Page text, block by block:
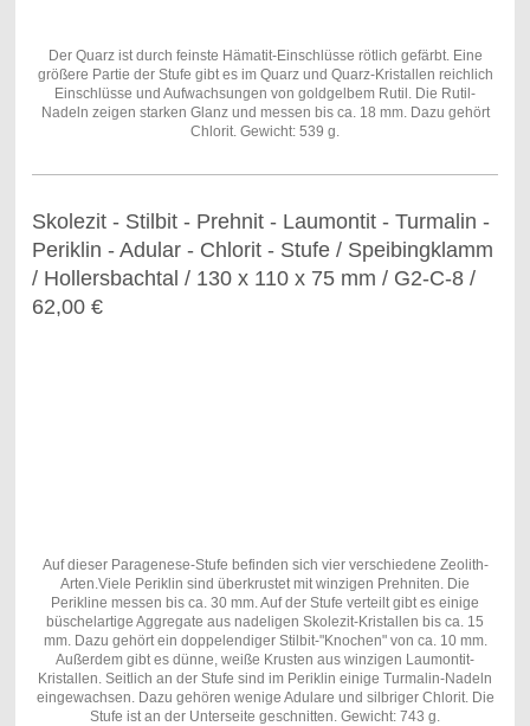
Der Quarz ist durch feinste Hämatit-Einschlüsse rötlich gefärbt. Eine
größere Partie der Stufe gibt es im Quarz und Quarz-Kristallen reichlich
Einschlüsse und Aufwachsungen von goldgelbem Rutil. Die Rutil-
Nadeln zeigen starken Glanz und messen bis ca. 18 mm. Dazu gehört
Chlorit. Gewicht: 539 g.
Skolezit - Stilbit - Prehnit - Laumontit - Turmalin -
Periklin - Adular - Chlorit - Stufe / Speibingklamm
/ Hollersbachtal / 130 x 110 x 75 mm / G2-C-8 /
62,00 €
Auf dieser Paragenese-Stufe befinden sich vier verschiedene Zeolith-
Arten.Viele Periklin sind überkrustet mit winzigen Prehniten. Die
Perikline messen bis ca. 30 mm. Auf der Stufe verteilt gibt es einige
büschelartige Aggregate aus nadeligen Skolezit-Kristallen bis ca. 15
mm. Dazu gehört ein doppelendiger Stilbit-"Knochen" von ca. 10 mm.
Außerdem gibt es dünne, weiße Krusten aus winzigen Laumontit-
Kristallen. Seitlich an der Stufe sind im Periklin einige Turmalin-Nadeln
eingewachsen. Dazu gehören wenige Adulare und silbriger Chlorit. Die
Stufe ist an der Unterseite geschnitten. Gewicht: 743 g.